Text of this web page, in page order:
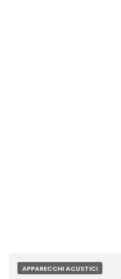
APPARECCHI ACUSTICI